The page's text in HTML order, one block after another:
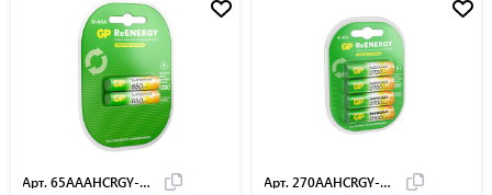
Арт. 65AAAHCRGY-2CRC Арт. 270AAHCRGY-2CRC